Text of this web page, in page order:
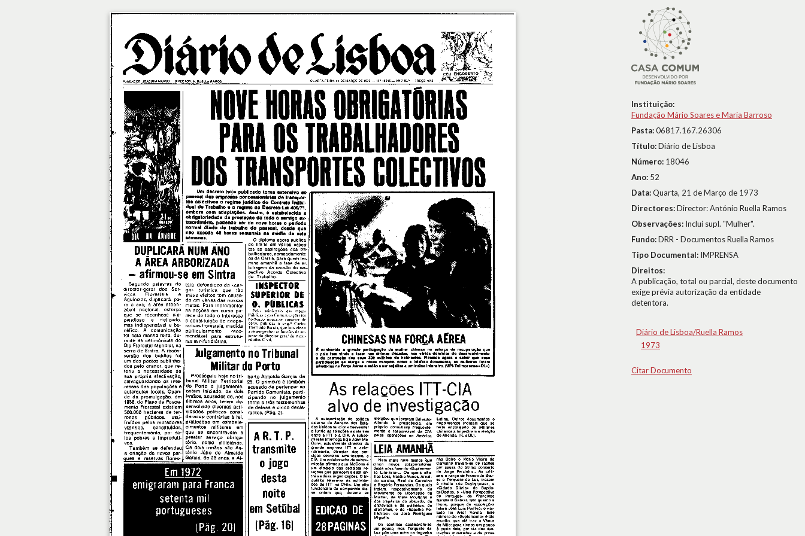
Instituição:
Fundação Mário Soares e Maria Barroso
Pasta:06817.167.26306
Título:Diário de Lisboa
Número: 18046
Ano: 52
Data:Quarta, 21 de Março de 1973
Directores:Director: António Ruella Ramos
Observações: Inclui supl. "Mulher".
Fundo:DRR - Documentos Ruella Ramos
Tipo Documental: IMPRENSA
Direitos:
A publicação, total ou parcial, deste documento
exige prévia autorização da entidade
detentora.
Diário de Lisboa/Ruella Ramos
1973
Citar Documento